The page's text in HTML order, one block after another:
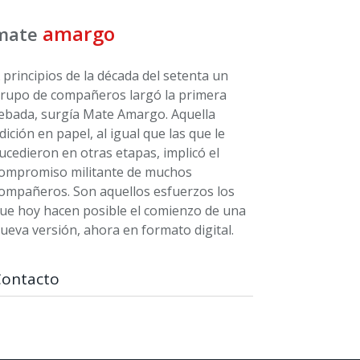
amargo
principios de la década del setenta un
de compañeros largó la primera
surgía Mate Amargo. Aquella
en papel, al igual que las que le
en otras etapas, implicó el
militante de muchos
Son aquellos esfuerzos los
hoy hacen posible el comienzo de una
versión, ahora en formato digital.